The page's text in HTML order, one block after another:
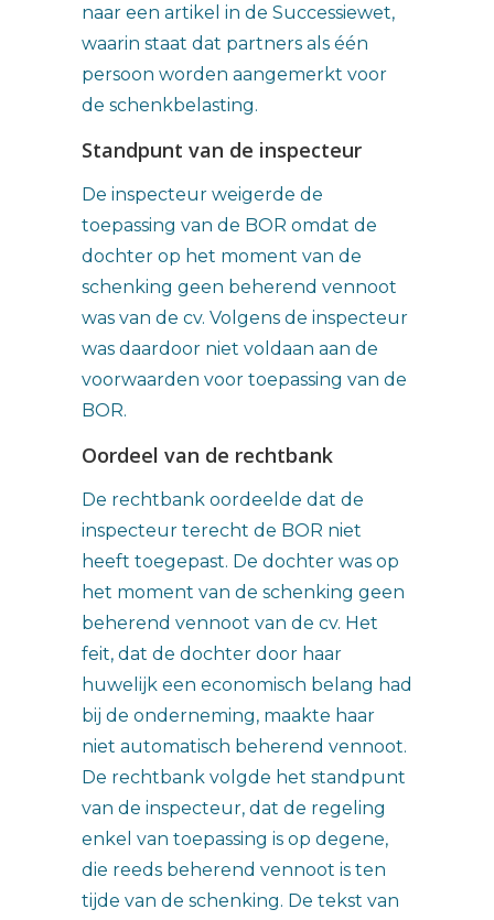
naar een artikel in de Successiewet,
waarin staat dat partners als één
persoon worden aangemerkt voor
de schenkbelasting.
Standpunt van de inspecteur
De inspecteur weigerde de
toepassing van de BOR omdat de
dochter op het moment van de
schenking geen beherend vennoot
was van de cv. Volgens de inspecteur
was daardoor niet voldaan aan de
voorwaarden voor toepassing van de
BOR.
Oordeel van de rechtbank
De rechtbank oordeelde dat de
inspecteur terecht de BOR niet
heeft toegepast. De dochter was op
het moment van de schenking geen
beherend vennoot van de cv. Het
feit, dat de dochter door haar
huwelijk een economisch belang had
bij de onderneming, maakte haar
niet automatisch beherend vennoot.
De rechtbank volgde het standpunt
van de inspecteur, dat de regeling
enkel van toepassing is op degene,
die reeds beherend vennoot is ten
tijde van de schenking. De tekst van